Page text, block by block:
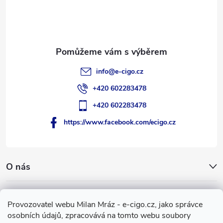
Provozovatel webu Milan Mráz - e-cigo.cz, jako správce
osobních údajů, zpracovává na tomto webu soubory
O nás
info@e-cigo.cz
+420 602283478
+420 602283478
https://www.facebook.com/ecigo.cz